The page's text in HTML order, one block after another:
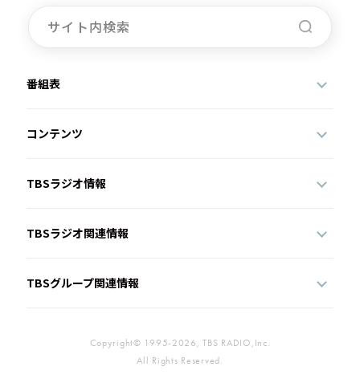
番組表
コンテンツ
TBSラジオ情報
TBSラジオ関連情報
TBSグループ関連情報
Copyright© 1995-2026, TBS RADIO,Inc.
All Rights Reserved.